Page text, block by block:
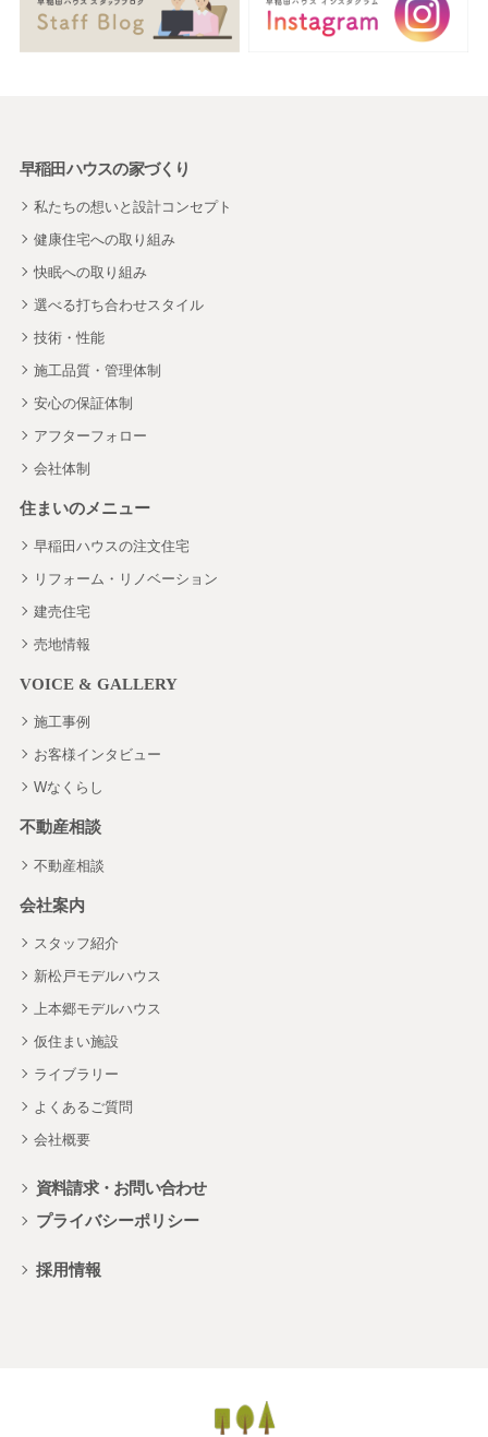
早稲田ハウスの家づくり
私たちの想いと設計コンセプト
健康住宅への取り組み
快眠への取り組み
選べる打ち合わせスタイル
技術・性能
施工品質・管理体制
安心の保証体制
アフターフォロー
会社体制
住まいのメニュー
早稲田ハウスの注文住宅
リフォーム・リノベーション
建売住宅
売地情報
VOICE & GALLERY
施工事例
お客様インタビュー
Wなくらし
不動産相談
不動産相談
会社案内
スタッフ紹介
新松戸モデルハウス
上本郷モデルハウス
仮住まい施設
ライブラリー
よくあるご質問
会社概要
資料請求・お問い合わせ
プライバシーポリシー
採用情報